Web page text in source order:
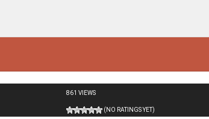
861 VIEWS
(NO RATINGS YET)